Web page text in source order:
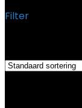
Filter